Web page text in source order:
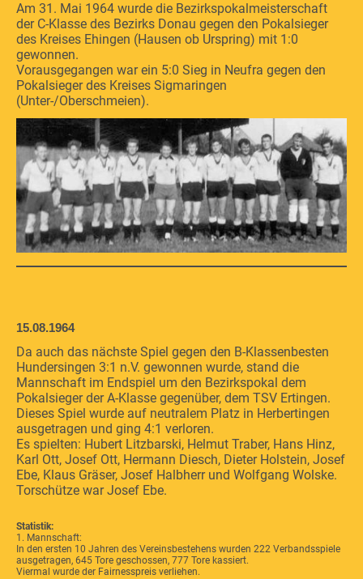
Am 31. Mai 1964 wurde die Bezirkspokalmeisterschaft
der C-Klasse des Bezirks Donau gegen den Pokalsieger
des Kreises Ehingen (Hausen ob Urspring) mit 1:0
gewonnen.
Vorausgegangen war ein 5:0 Sieg in Neufra gegen den
Pokalsieger des Kreises Sigmaringen
(Unter-/Oberschmeien).
15.08.1964
Da auch das nächste Spiel gegen den B-Klassenbesten
Hundersingen 3:1 n.V. gewonnen wurde, stand die
Mannschaft im Endspiel um den Bezirkspokal dem
Pokalsieger der A-Klasse gegenüber, dem TSV Ertingen.
Dieses Spiel wurde auf neutralem Platz in Herbertingen
ausgetragen und ging 4:1 verloren.
Es spielten: Hubert Litzbarski, Helmut Traber, Hans Hinz,
Karl Ott, Josef Ott, Hermann Diesch, Dieter Holstein, Josef
Ebe, Klaus Gräser, Josef Halbherr und Wolfgang Wolske.
Torschütze war Josef Ebe.
Statistik:
1. Mannschaft:
In den ersten 10 Jahren des Vereinsbestehens wurden 222 Verbandsspiele
ausgetragen, 645 Tore geschossen, 777 Tore kassiert.
Viermal wurde der Fairnesspreis verliehen.